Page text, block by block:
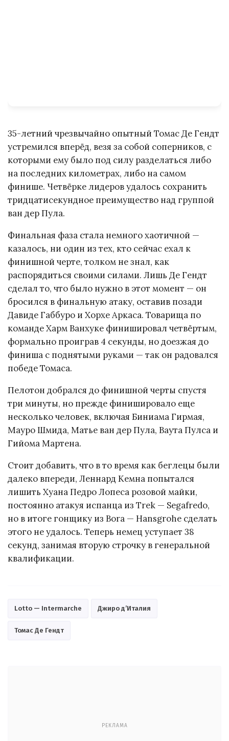
35-летний чрезвычайно опытный Томас Де Гендт
устремился вперёд, везя за собой соперников, с
которыми ему было под силу разделаться либо
на последних километрах, либо на самом
финише. Четвёрке лидеров удалось сохранить
тридцатисекундное преимущество над группой
ван дер Пула.
Финальная фаза стала немного хаотичной —
казалось, ни один из тех, кто сейчас ехал к
финишной черте, толком не знал, как
распорядиться своими силами. Лишь Де Гендт
сделал то, что было нужно в этот момент — он
бросился в финальную атаку, оставив позади
Давиде Габбуро и Хорхе Аркаса. Товарища по
команде Харм Ванхуке финишировал четвёртым,
формально проиграв 4 секунды, но доезжая до
финиша с поднятыми руками — так он радовался
победе Томаса.
Пелотон добрался до финишной черты спустя
три минуты, но прежде финишировало еще
несколько человек, включая Биниама Гирмая,
Мауро Шмида, Матье ван дер Пула, Ваута Пулса и
Гийома Мартена.
Стоит добавить, что в то время как беглецы были
далеко впереди, Леннард Кемна попытался
лишить Хуана Педро Лопеса розовой майки,
постоянно атакуя испанца из Trek — Segafredo,
но в итоге гонщику из Bora — Hansgrohe сделать
этого не удалось. Теперь немец уступает 38
секунд, занимая вторую строчку в генеральной
квалификации.
Lotto — Intermarche Джиро д’Италия
Томас Де Гендт
РЕКЛАМА